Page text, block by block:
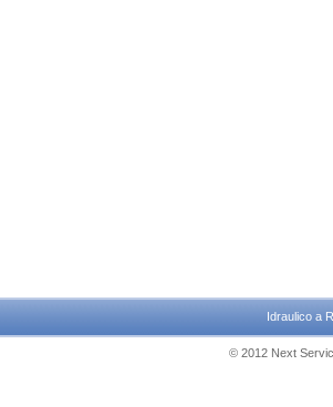
Idraulico a
© 2012 Next